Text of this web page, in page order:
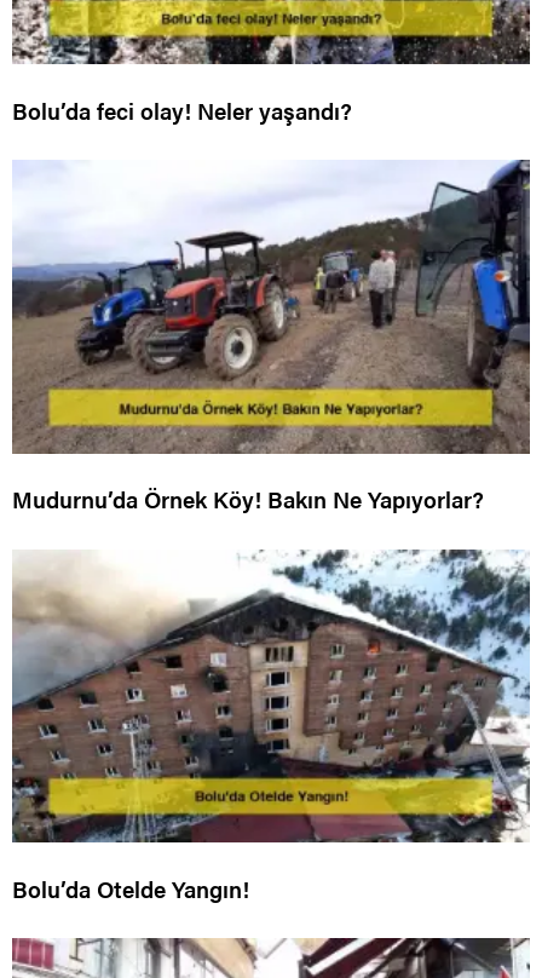
Bolu’da feci olay! Neler yaşandı?
Mudurnu’da Örnek Köy! Bakın Ne Yapıyorlar?
Bolu’da Otelde Yangın!